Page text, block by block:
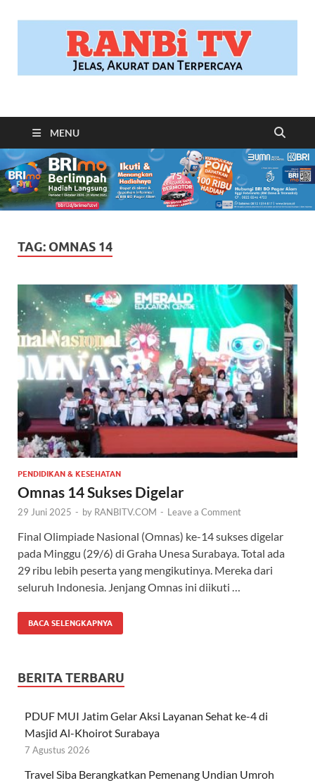
RANBITV.COM
MENU
TAG: OMNAS 14
PENDIDIKAN & KESEHATAN
Omnas 14 Sukses Digelar
29 Juni 2025 - by RANBITV.COM - Leave a Comment
Final Olimpiade Nasional (Omnas) ke-14 sukses digelar
pada Minggu (29/6) di Graha Unesa Surabaya. Total ada
29 ribu lebih peserta yang mengikutinya. Mereka dari
seluruh Indonesia. Jenjang Omnas ini diikuti …
BACA SELENGKAPNYA
BERITA TERBARU
PDUF MUI Jatim Gelar Aksi Layanan Sehat ke-4 di
Masjid Al-Khoirot Surabaya
7 Agustus 2026
Travel Siba Berangkatkan Pemenang Undian Umroh